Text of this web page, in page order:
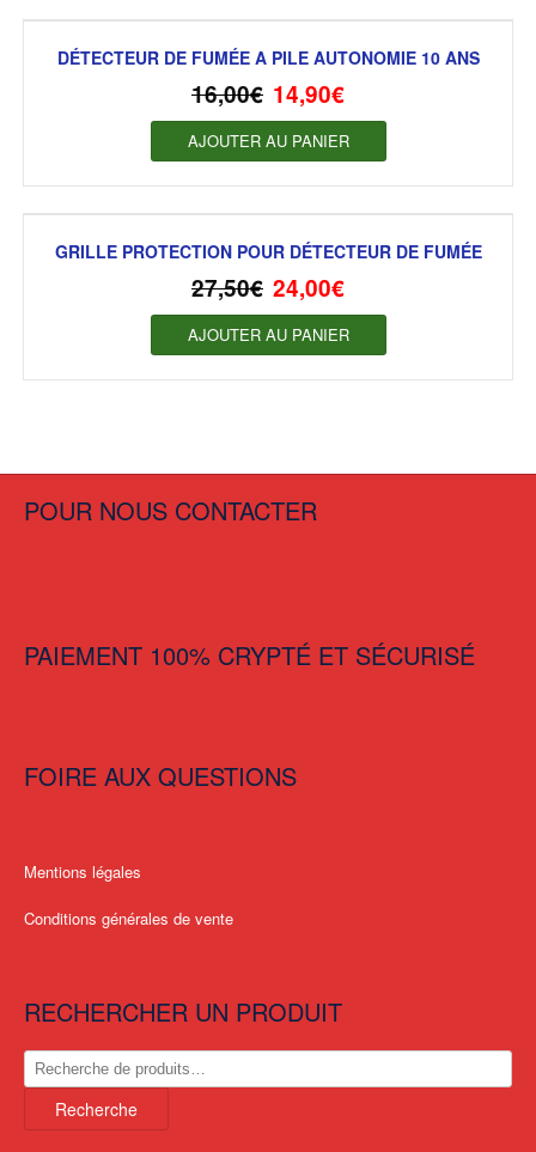
DÉTECTEUR DE FUMÉE A PILE AUTONOMIE 10 ANS
16,00€ 14,90€
AJOUTER AU PANIER
GRILLE PROTECTION POUR DÉTECTEUR DE FUMÉE
27,50€ 24,00€
AJOUTER AU PANIER
POUR NOUS CONTACTER
PAIEMENT 100% CRYPTÉ ET SÉCURISÉ
FOIRE AUX QUESTIONS
Mentions légales
Conditions générales de vente
RECHERCHER UN PRODUIT
Recherche
pour :
Recherche